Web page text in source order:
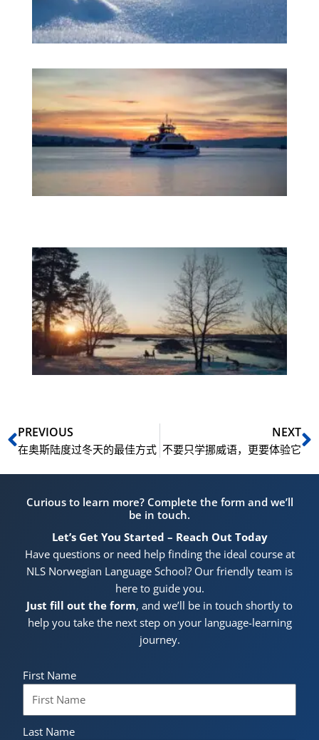
Prev
PREVIOUS
在奥斯陆度过冬天的最佳方式
NEXT
不要只学挪威语，更要体验它
Curious to learn more? Complete the form and we’ll
be in touch.
Let’s Get You Started – Reach Out Today
Have questions or need help finding the ideal course at
NLS Norwegian Language School? Our friendly team is
here to guide you.
Just fill out the form, and we’ll be in touch shortly to
help you take the next step on your language-learning
journey.
First Name
Last Name